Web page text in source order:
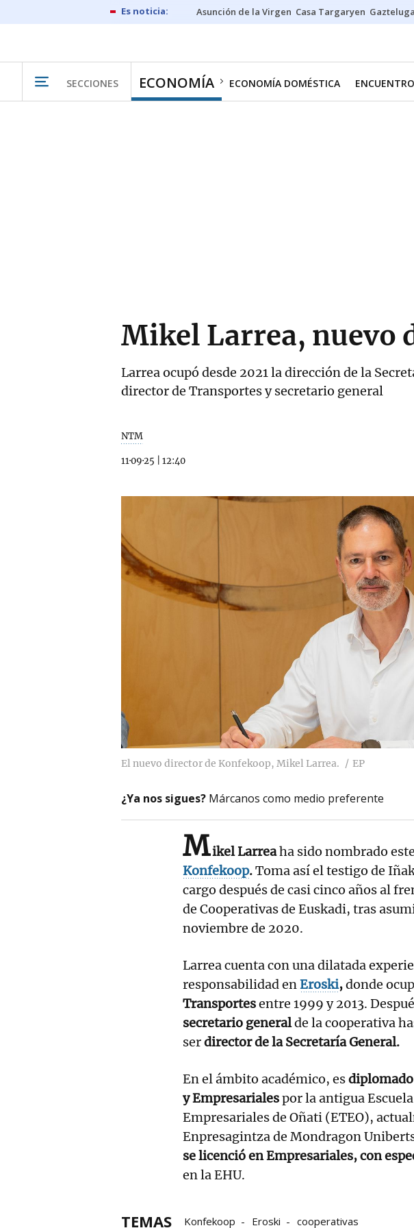
Asunción de la Virgen Casa Targaryen
SECCIONES ECONOMÍA ECONOMÍA DOMÉSTICA
Mikel Larrea, nuevo
Larrea ocupó desde 2021 la dirección de la
director de Transportes y secretario general
NTM
11·09·25 12:40
El nuevo director de Konfekoop, Mikel Larrea. EP
¿Ya nos sigues? Márcanos como medio preferente
Mikel Larreaha sido nombrado
Konfekoop.Toma así el testigo de
cargo después de casi cinco años al
de Cooperativas de Euskadi, tras
noviembre de 2020.
Larrea cuenta con una dilatada
responsabilidad enEroski,donde
Transportesentre 1999 y 2013.
secretario generalde la cooperativa
serdirector de la Secretaría General.
En el ámbito académico, es
y Empresarialespor la antigua
Empresariales de Oñati (ETEO),
Enpresagintza de Mondragon
se licenció en Empresariales, con
en la EHU.
TEMAS Konfekoop Eroski cooperativas